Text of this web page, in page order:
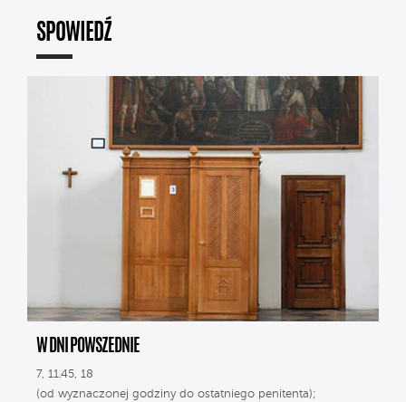
SPOWIEDŹ
W DNI POWSZEDNIE
7, 11.45, 18
(od wyznaczonej godziny do ostatniego penitenta);